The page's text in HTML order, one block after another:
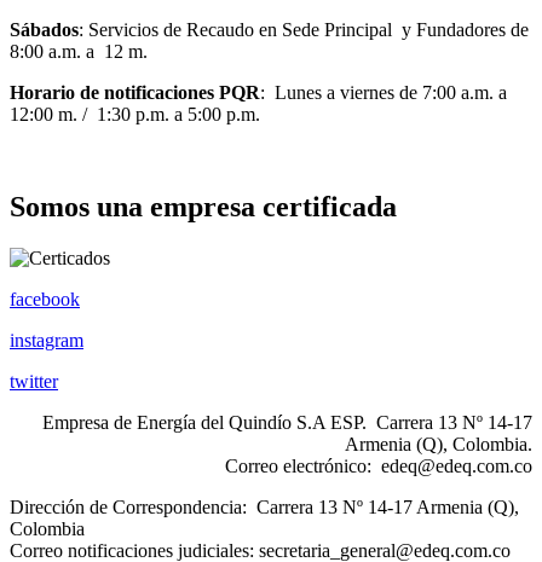
Sábados: Servicios de Recaudo en Sede Principal y Fundadores de
8:00 a.m. a 12 m.
Horario de notificaciones PQR: Lunes a viernes de 7:00 a.m. a
12:00 m. / 1:30 p.m. a 5:00 p.m.
Somos una empresa certificada
facebook
instagram
twitter
Empresa de Energía del Quindío S.A ESP. Carrera 13 Nº 14-17
Armenia (Q), Colombia.
Correo electrónico: edeq@edeq.com.co
Dirección de Correspondencia: Carrera 13 Nº 14-17 Armenia (Q),
Colombia
Correo notificaciones judiciales: secretaria_general@edeq.com.co